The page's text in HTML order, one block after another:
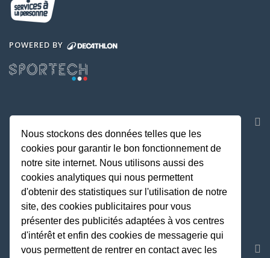
POWERED BY
REJOIGNEZ LA COMMUNAUTE
Nous stockons des données telles que les
cookies pour garantir le bon fonctionnement de
notre site internet. Nous utilisons aussi des
cookies analytiques qui nous permettent
d'obtenir des statistiques sur l'utilisation de notre
site, des cookies publicitaires pour vous
présenter des publicités adaptées à vos centres
d'intérêt et enfin des cookies de messagerie qui
vous permettent de rentrer en contact avec les